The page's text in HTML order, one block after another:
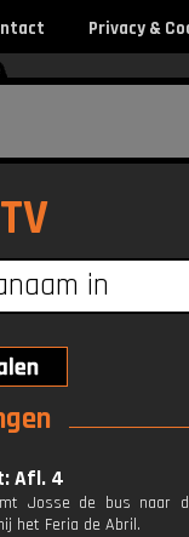
Privacy &
Afl. 4
Josse de bus naar
het Feria de Abril.